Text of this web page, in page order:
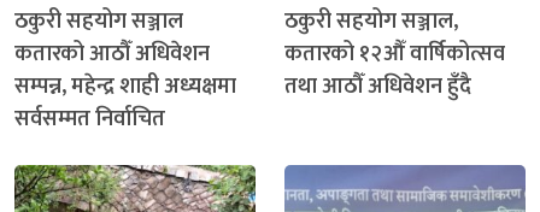
ठकुरी सहयोग सञ्जाल
कतारको आठौँ अधिवेशन
सम्पन्न, महेन्द्र शाही अध्यक्षमा
सर्वसम्मत निर्वाचित
ठकुरी सहयोग सञ्जाल,
कतारको १२औँ वार्षिकोत्सव
तथा आठौँ अधिवेशन हुँदै